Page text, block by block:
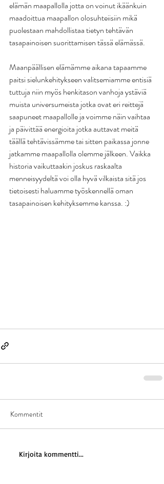
elämän maapallolla jotta on voinut ikäänkuin
maadoittua maapallon olosuhteiisiin mikä
puolestaan mahdollistaa tietyn tehtävän
tasapainoisen suorittamisen tässä elämässä.
Maanpäällisen elämämme aikana tapaamme
paitsi sielunkehitykseen valitsemiamme entisiä
tuttuja niin myös henkitason vanhoja ystäviä
muista universumeista jotka ovat eri reittejä
saapuneet maapallolle ja voimme näin vaihtaa
ja päivittää energioita jotka auttavat meitä
täällä tehtävissämme tai sitten paikassa jonne
jatkamme maapallolla olemme jälkeen. Vaikka
historia vaikuttaakin joskus raskaalta
menneisyydeltä voi olla hyvä vilkaista sitä jos
tietoisesti haluamme työskennellä oman
tasapainoisen kehityksemme kanssa. :)
Kommentit
Kirjoita kommentti...